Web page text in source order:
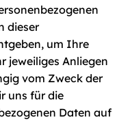
dieser
um Ihre
jeweiliges Anliegen
vom Zweck der
uns für die
Daten auf